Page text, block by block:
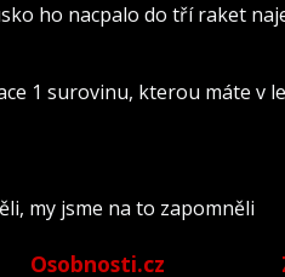
ho nacpalo do tří raket
1 surovinu, kterou máte v
my jsme na to zapomněli
Osobnosti.cz